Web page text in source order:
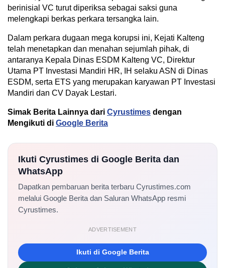
berinisial VC turut diperiksa sebagai saksi guna
melengkapi berkas perkara tersangka lain.
Dalam perkara dugaan mega korupsi ini, Kejati Kalteng
telah menetapkan dan menahan sejumlah pihak, di
antaranya Kepala Dinas ESDM Kalteng VC, Direktur
Utama PT Investasi Mandiri HR, IH selaku ASN di Dinas
ESDM, serta ETS yang merupakan karyawan PT Investasi
Mandiri dan CV Dayak Lestari.
Simak Berita Lainnya dari Cyrustimes dengan
Mengikuti di Google Berita
Ikuti Cyrustimes di Google Berita dan
WhatsApp
Dapatkan pembaruan berita terbaru Cyrustimes.com
melalui Google Berita dan Saluran WhatsApp resmi
Cyrustimes.
ADVERTISEMENT
Ikuti di Google Berita